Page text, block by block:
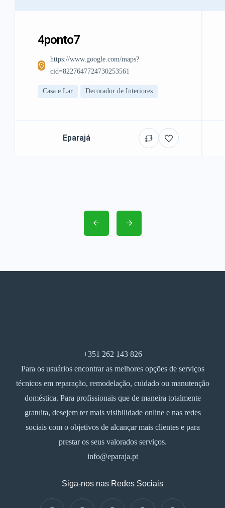
4ponto7
https://www.google.com/maps?
cid=8227647724730253561
Casa e Lar Decorador de Interiores
Eparajá
+351 262 143 826
Para os usuários encontrar as melhores opções de serviços
técnicos em reparação, remodelação, cuidado ou manutenção
doméstica. Para profissionais que de maneira totalmente
gratuita, desejem ter mais visibilidade online e nas redes
sociais com o objetivos de alcançar mais clientes e para
prestar os seus valorados serviços.
info@eparaja.pt
Siga-nos nas Redes Sociais